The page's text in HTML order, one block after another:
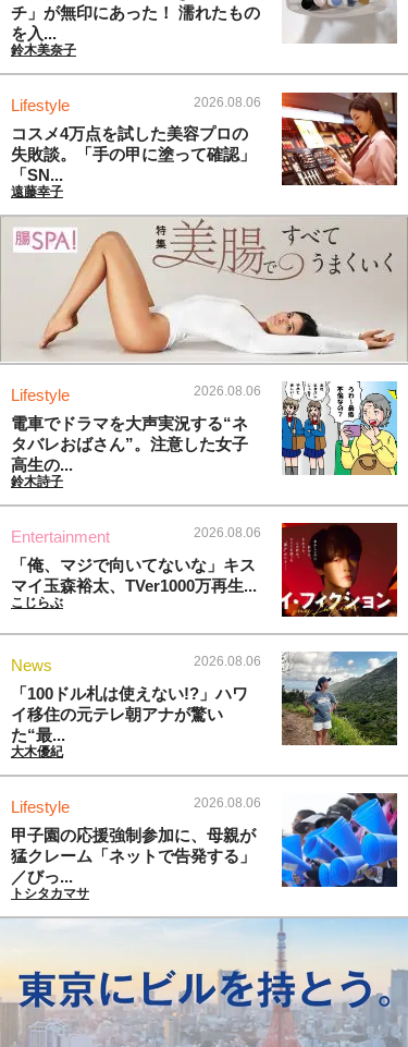
チ」が無印にあった！ 濡れたもの
を入...
鈴木美奈子
Lifestyle 2026.08.06
コスメ4万点を試した美容プロの
失敗談。「手の甲に塗って確認」
「SN...
遠藤幸子
Lifestyle 2026.08.06
電車でドラマを大声実況する“ネ
タバレおばさん”。注意した女子
高生の...
鈴木詩子
Entertainment 2026.08.06
「俺、マジで向いてないな」キス
マイ玉森裕太、TVer1000万再生...
こじらぶ
News 2026.08.06
「100ドル札は使えない!?」ハワ
イ移住の元テレ朝アナが驚い
た“最...
大木優紀
Lifestyle 2026.08.06
甲子園の応援強制参加に、母親が
猛クレーム「ネットで告発する」
／びっ...
トシタカマサ